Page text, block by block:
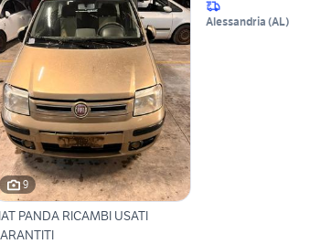
9
PANDA RICAMBI USATI
Alessandria (AL)